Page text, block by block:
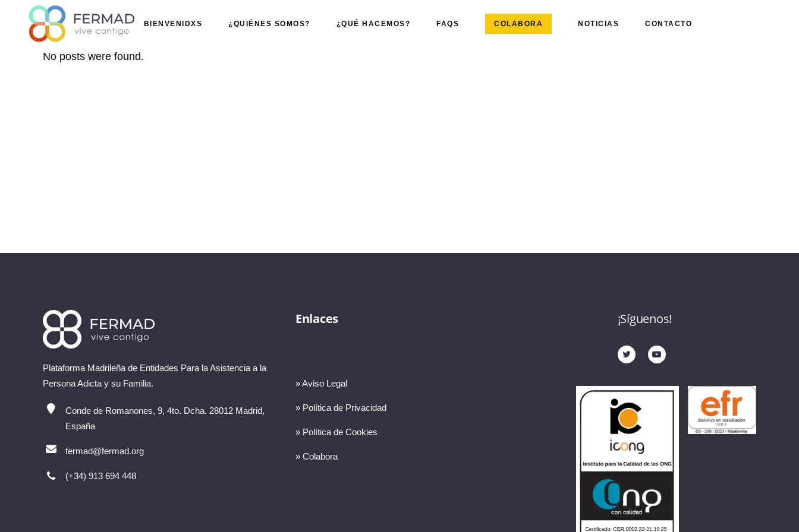
BIENVENIDXS ¿QUIÉNES SOMOS? ¿QUÉ HACEMOS? FAQS COLABORA NOTICIAS CONTACTO
No posts were found.
Plataforma Madrileña de Entidades Para la Asistencia a la
Persona Adicta y su Familia.
Conde de Romanones, 9, 4to. Dcha. 28012 Madrid,
España
fermad@fermad.org
(+34) 913 694 448
Enlaces
» Aviso Legal
» Política de Privacidad
» Política de Cookies
» Colabora
¡Síguenos!